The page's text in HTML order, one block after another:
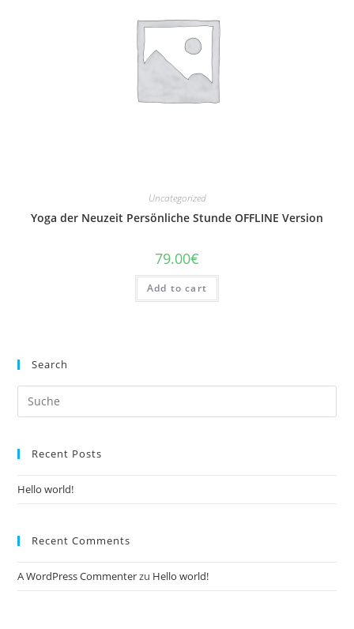
Uncategorized
Yoga der Neuzeit Persönliche Stunde OFFLINE Version
79.00€
Add to cart
Search
Recent Posts
Hello world!
Recent Comments
A WordPress Commenterzu Hello world!